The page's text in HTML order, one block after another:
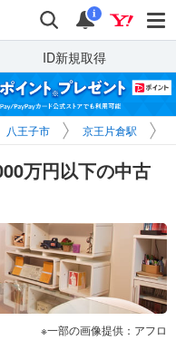
検索 通知
i
ID新規取得
八王子市 京王片倉駅
万円以下の中古
一部の画像提供：アフロ